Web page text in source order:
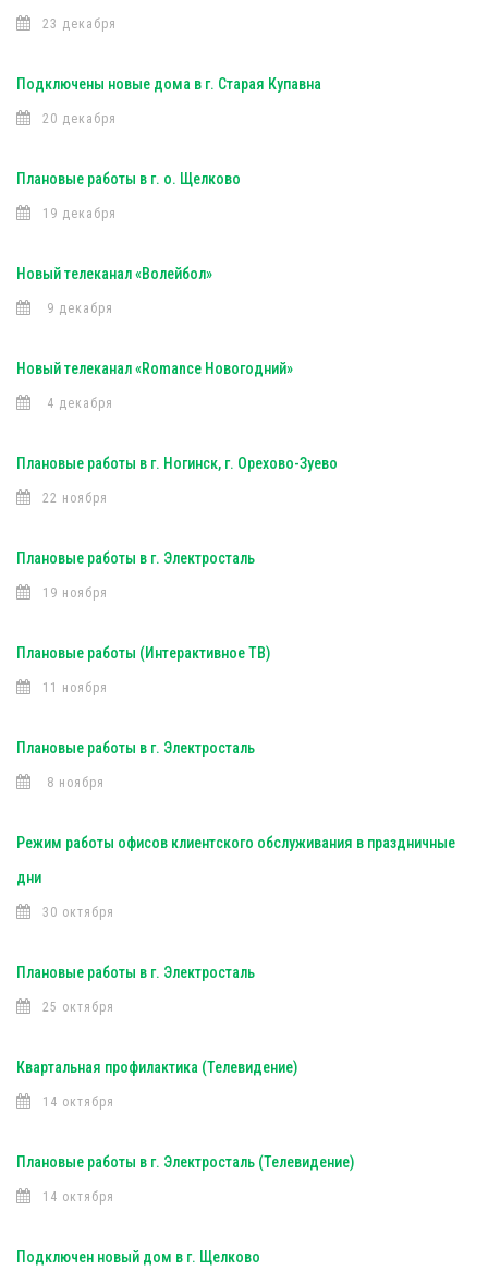
23 декабря
Подключены новые дома в г. Старая Купавна
20 декабря
Плановые работы в г. о. Щелково
19 декабря
Новый телеканал «Волейбол»
9 декабря
Новый телеканал «Romance Новогодний»
4 декабря
Плановые работы в г. Ногинск, г. Орехово-Зуево
22 ноября
Плановые работы в г. Электросталь
19 ноября
Плановые работы (Интерактивное ТВ)
11 ноября
Плановые работы в г. Электросталь
8 ноября
Режим работы офисов клиентского обслуживания в праздничные
дни
30 октября
Плановые работы в г. Электросталь
25 октября
Квартальная профилактика (Телевидение)
14 октября
Плановые работы в г. Электросталь (Телевидение)
14 октября
Подключен новый дом в г. Щелково